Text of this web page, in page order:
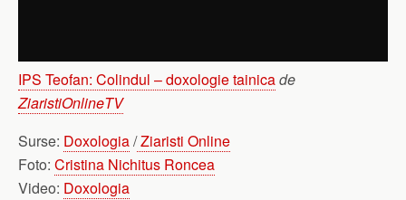
IPS Teofan: Colindul – doxologie tainicade
ZiaristiOnlineTV
Surse: Doxologia/Ziaristi Online
Foto: Cristina Nichitus Roncea
Video: Doxologia